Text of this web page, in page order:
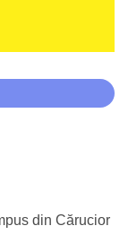
din Cărucior